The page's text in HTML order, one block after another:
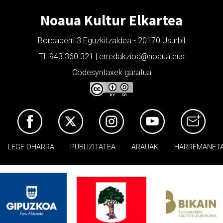
Noaua Kultur Elkartea
Bordaberri 3 Eguzkitzaldea - 20170 Usurbil
Tf: 943 360 321 | erredakzioa@noaua.eus
Codesyntaxek garatua
LEGE OHARRA PUBLIZITATEA ARAUAK